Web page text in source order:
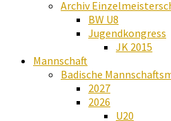
Archiv
BW U8
Jugendkongress
JK 2015
Mannschaft
Badische
2027
2026
U20